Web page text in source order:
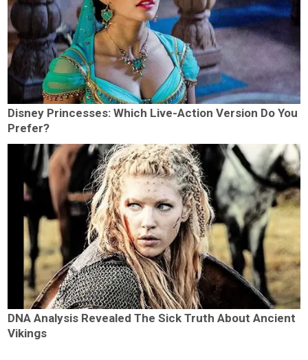
Disney Princesses: Which Live-Action Version Do You
Prefer?
DNA Analysis Revealed The Sick Truth About Ancient
Vikings